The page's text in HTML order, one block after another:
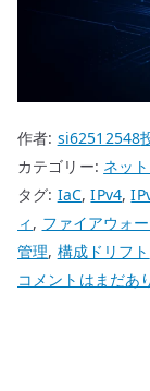
作者: si62512548
カテゴリー: ネッ
タグ: IaC,IPv4,
ィ , ファイアウォ
管理, 構成ドリフト
フ
コメントはまだあ